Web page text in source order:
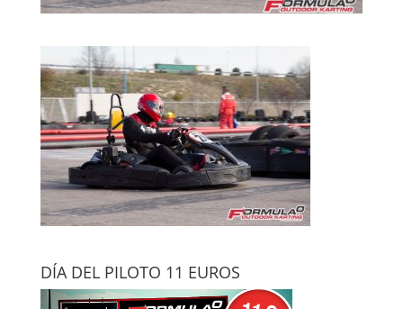
DÍA DEL PILOTO 11 EUROS